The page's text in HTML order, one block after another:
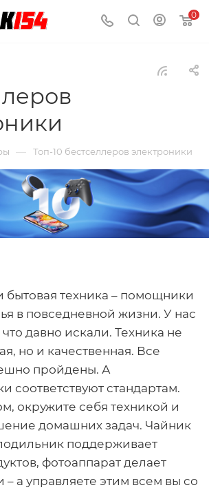
0
— Топ-10 бестселлеров электроники
бытовая техника – помощники
в повседневной жизни. У нас
давно искали. Техника не
но и качественная. Все
пройдены. А
соответствуют стандартам.
окружите себя техникой и
домашних задач. Чайник
поддерживает
фотоаппарат делает
– а управляете этим всем вы со